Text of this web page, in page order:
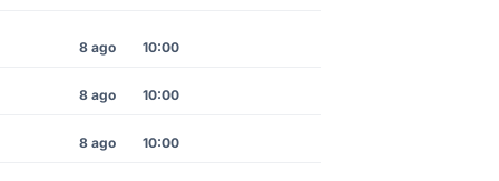
8 ago 10:00
8 ago 10:00
8 ago 10:00